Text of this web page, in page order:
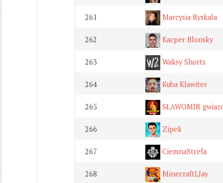
261 Marcysia Ryskala
262 Kacper Blonsky
263 Waksy Shorts
264 Kuba Klawiter
265 SŁAWOMIR
266 Zipek
267 CiemnaStrefa
268 MinecraftLJay